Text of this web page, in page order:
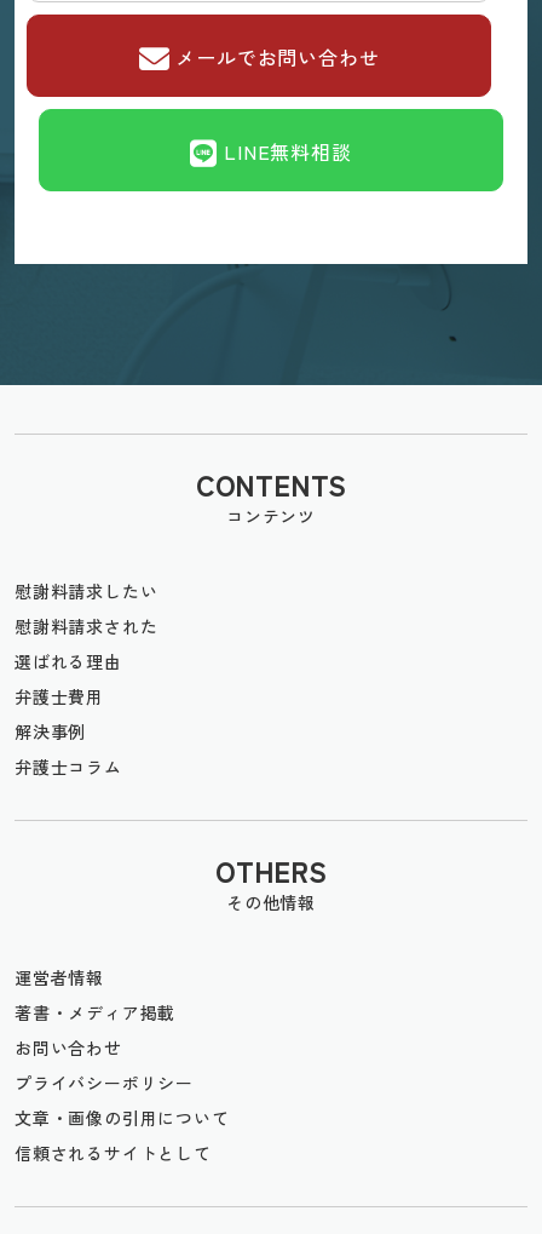
メールでお問い合わせ
LINE無料相談
CONTENTS
コンテンツ
慰謝料請求したい
慰謝料請求された
選ばれる理由
弁護士費用
解決事例
弁護士コラム
OTHERS
その他情報
運営者情報
著書・メディア掲載
お問い合わせ
プライバシーポリシー
文章・画像の引用について
信頼されるサイトとして